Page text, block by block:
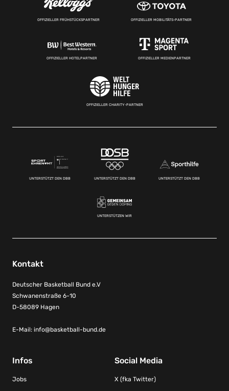
OFFIZIELLER FRÜHSTÜCKSPARTNER OFFIZIELLER MOBILITÄTS-PARTNER
OFFIZIELLER HOTELPARTNER OFFIZIELLER MEDIENPARTNER
OFFIZIELLER CHARITY-PARTNER
UNTERSTÜTZT DEN DBB UNTERSTÜTZT DEN DBB UNTERSTÜTZT DEN DBB
UNTERSTÜTZEN WIR
Kontakt
Deutscher Basketball Bund e.V
Schwanenstraße 6-10
D-58089 Hagen
E-Mail: info@basketball-bund.de
Infos
Jobs
Social Media
X (fka Twitter)